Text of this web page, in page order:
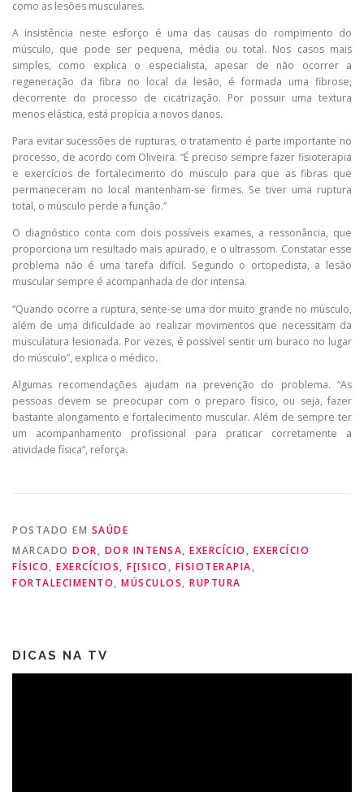
como as lesões musculares.
A insistência neste esforço é uma das causas do rompimento do
músculo, que pode ser pequena, média ou total. Nos casos mais
simples, como explica o especialista, apesar de não ocorrer a
regeneração da fibra no local da lesão, é formada uma fibrose,
decorrente do processo de cicatrização. Por possuir uma textura
menos elástica, está propícia a novos danos.
Para evitar sucessões de rupturas, o tratamento é parte importante no
processo, de acordo com Oliveira. “É preciso sempre fazer fisioterapia
e exercícios de fortalecimento do músculo para que as fibras que
permaneceram no local mantenham-se firmes. Se tiver uma ruptura
total, o músculo perde a função.”
O diagnóstico conta com dois possíveis exames, a ressonância, que
proporciona um resultado mais apurado, e o ultrassom. Constatar esse
problema não é uma tarefa difícil. Segundo o ortopedista, a lesão
muscular sempre é acompanhada de dor intensa.
“Quando ocorre a ruptura, sente-se uma dor muito grande no músculo,
além de uma dificuldade ao realizar movimentos que necessitam da
musculatura lesionada. Por vezes, é possível sentir um buraco no lugar
do músculo”, explica o médico.
Algumas recomendações ajudam na prevenção do problema. “As
pessoas devem se preocupar com o preparo físico, ou seja, fazer
bastante alongamento e fortalecimento muscular. Além de sempre ter
um acompanhamento profissional para praticar corretamente a
atividade física”, reforça.
POSTADO EM SAÚDE
MARCADO DOR, DOR INTENSA, EXERCÍCIO , EXERCÍCIO
FÍSICO, EXERCÍCIOS, F[ISICO , FISIOTERAPIA,
FORTALECIMENTO, MÚSCULOS, RUPTURA
DICAS NA TV